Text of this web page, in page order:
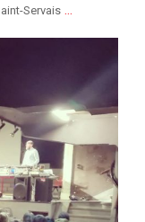
Servais ...